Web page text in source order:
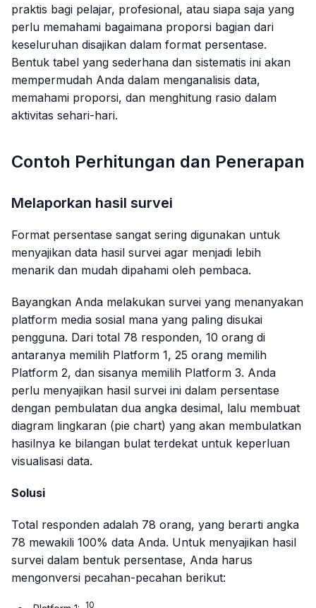
praktis bagi pelajar, profesional, atau siapa saja yang
perlu memahami bagaimana proporsi bagian dari
keseluruhan disajikan dalam format persentase.
Bentuk tabel yang sederhana dan sistematis ini akan
mempermudah Anda dalam menganalisis data,
memahami proporsi, dan menghitung rasio dalam
aktivitas sehari-hari.
Contoh Perhitungan dan Penerapan
Melaporkan hasil survei
Format persentase sangat sering digunakan untuk
menyajikan data hasil survei agar menjadi lebih
menarik dan mudah dipahami oleh pembaca.
Bayangkan Anda melakukan survei yang menanyakan
platform media sosial mana yang paling disukai
pengguna. Dari total 78 responden, 10 orang di
antaranya memilih Platform 1, 25 orang memilih
Platform 2, dan sisanya memilih Platform 3. Anda
perlu menyajikan hasil survei ini dalam persentase
dengan pembulatan dua angka desimal, lalu membuat
diagram lingkaran (pie chart) yang akan membulatkan
hasilnya ke bilangan bulat terdekat untuk keperluan
visualisasi data.
Solusi
Total responden adalah 78 orang, yang berarti angka
78 mewakili 100% data Anda. Untuk menyajikan hasil
survei dalam bentuk persentase, Anda harus
mengonversi pecahan-pecahan berikut:
10